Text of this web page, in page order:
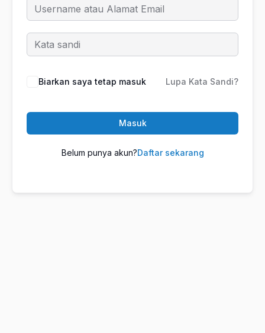
Biarkan saya tetap masuk Lupa Kata Sandi?
Masuk
Belum punya akun?Daftar sekarang